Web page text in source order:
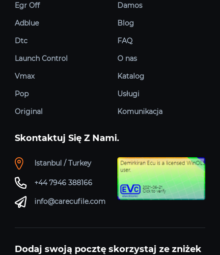
Egr Off
Adblue
Dtc
Launch Control
Vmax
Pop
Original
Damos
Blog
FAQ
O nas
Katalog
Usługi
Komunikacja
Skontaktuj Się Z Nami.
Istanbul / Turkey
+44 7946 388166
info@carecufile.com
Dodaj swoją pocztę skorzystaj ze zniżek